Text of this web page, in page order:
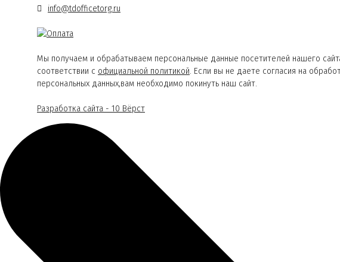
info@tdofficetorg.ru
Мы получаем и обрабатываем персональные данные посетителей нашего
соответствии с официальной политикой. Если вы не даете согласия на
персональных данных,вам необходимо покинуть наш сайт.
Разработка сайта - 10 Вёрст